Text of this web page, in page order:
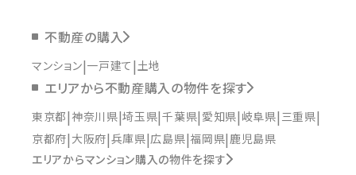
不動産の購入
マンション 一戸建て 土地
エリアから不動産購入の物件を探す
東京都 神奈川県 埼玉県 千葉県 愛知県 岐阜県 三重県
京都府 大阪府 兵庫県 広島県 福岡県 鹿児島県
エリアからマンション購入の物件を探す